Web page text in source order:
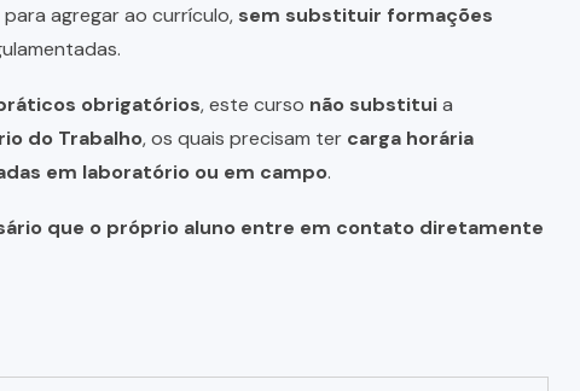
agregar ao currículo, sem substituir formações
obrigatórios, este curso não substituia
do Trabalho, os quais precisam ter carga horária
em laboratório ou em campo.
que o próprio aluno entre em contato diretamente